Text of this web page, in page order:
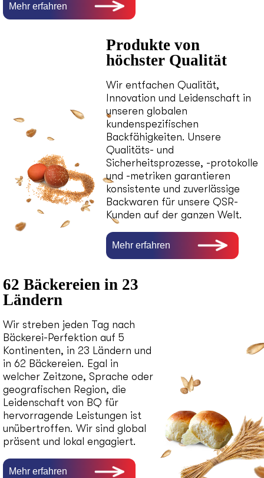
Mehr erfahren
Produkte von
höchster Qualität
Wir entfachen Qualität,
Innovation und Leidenschaft in
unseren globalen
kundenspezifischen
Backfähigkeiten. Unsere
Qualitäts- und
Sicherheitsprozesse, -protokolle
und -metriken garantieren
konsistente und zuverlässige
Backwaren für unsere QSR-
Kunden auf der ganzen Welt.
Mehr erfahren
62 Bäckereien in 23
Ländern
Wir streben jeden Tag nach
Bäckerei-Perfektion auf 5
Kontinenten, in 23 Ländern und
in 62 Bäckereien. Egal in
welcher Zeitzone, Sprache oder
geografischen Region, die
Leidenschaft von BQ für
hervorragende Leistungen ist
unübertroffen. Wir sind global
präsent und lokal engagiert.
Mehr erfahren